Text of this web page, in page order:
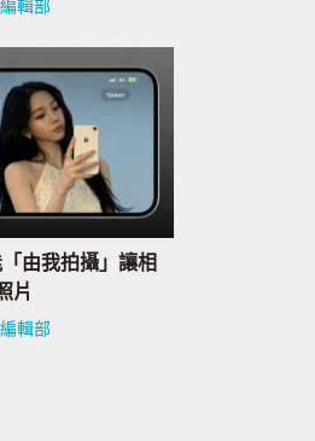
輯部
由我拍攝」讓相
片
輯部